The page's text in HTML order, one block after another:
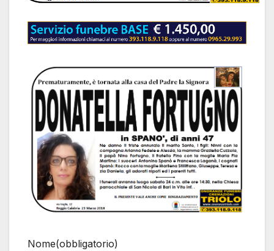
Nome(obbligatorio)